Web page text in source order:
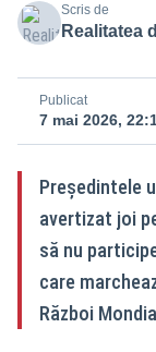
Scris de
Realitatea
Publicat
7 mai 2026,
Președintele
avertizat joi
să nu
care
Război